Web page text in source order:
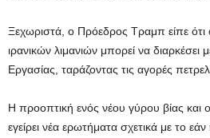
Ξεχωριστά, ο Πρόεδρος Τραμπ είπε
ιρανικών λιμανιών μπορεί να διαρκέσει
Εργασίας, ταράζοντας τις αγορές
Η προοπτική ενός νέου γύρου βίας και
εγείρει νέα ερωτήματα σχετικά με το